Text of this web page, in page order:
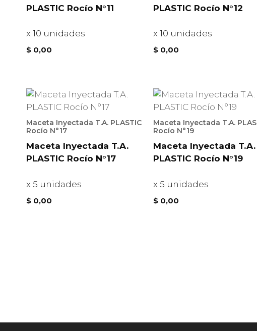
PLASTIC Rocío N°11
x 10 unidades
$ 0,00
PLASTIC Rocío N°12
x 10 unidades
$ 0,00
Maceta Inyectada T.A. PLASTIC
Rocío N°17
Maceta Inyectada T.A.
PLASTIC Rocío N°17
x 5 unidades
$ 0,00
Maceta Inyectada T.A.
Rocío N°19
Maceta Inyectada T.A.
PLASTIC Rocío N°19
x 5 unidades
$ 0,00